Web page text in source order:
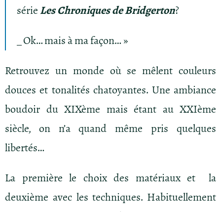
sérieLes Chroniques de Bridgerton?
_ Ok… mais à ma façon… »
Retrouvez un monde où se mêlent couleurs
douces et tonalités chatoyantes. Une ambiance
boudoir du XIXème mais étant au XXIème
siècle, on n’a quand même pris quelques
libertés…
La première le choix des matériaux et la
deuxième avec les techniques. Habituellement